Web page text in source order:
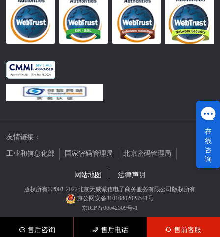
友情链接：
工业和信息化部 国家密码管理局
北京密码管理局
网站地图
法律声明
版权所有©2001-2022北京天威诚信电子商务服务有限公司版权所有
京公网安备11010802028541号
京ICP备06042509号-1
售后咨询 售后电话 售前客服
在
线
咨
询